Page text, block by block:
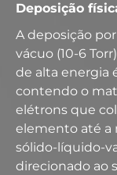
Deposição
A deposição
vácuo (10-6
de alta energia
contendo o
elétrons que
elemento até a
sólido-líquido-
direcionado ao